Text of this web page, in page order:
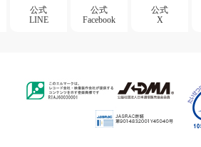
公式
LINE
公式
Facebook
公式
X